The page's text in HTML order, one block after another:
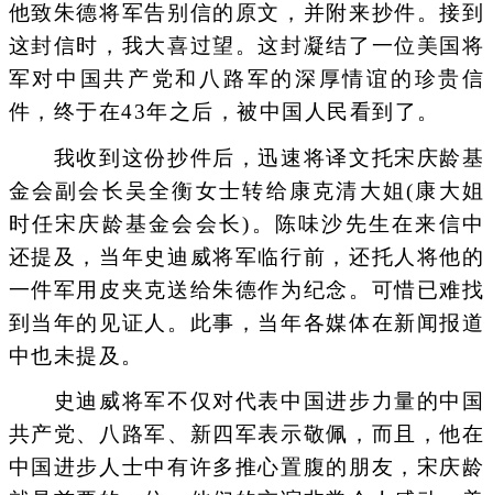
他致朱德将军告别信的原文，并附来抄件。接到
这封信时，我大喜过望。这封凝结了一位美国将
军对中国共产党和八路军的深厚情谊的珍贵信
件，终于在43年之后，被中国人民看到了。
我收到这份抄件后，迅速将译文托宋庆龄基
金会副会长吴全衡女士转给康克清大姐(康大姐
时任宋庆龄基金会会长)。陈味沙先生在来信中
还提及，当年史迪威将军临行前，还托人将他的
一件军用皮夹克送给朱德作为纪念。可惜已难找
到当年的见证人。此事，当年各媒体在新闻报道
中也未提及。
史迪威将军不仅对代表中国进步力量的中国
共产党、八路军、新四军表示敬佩，而且，他在
中国进步人士中有许多推心置腹的朋友，宋庆龄